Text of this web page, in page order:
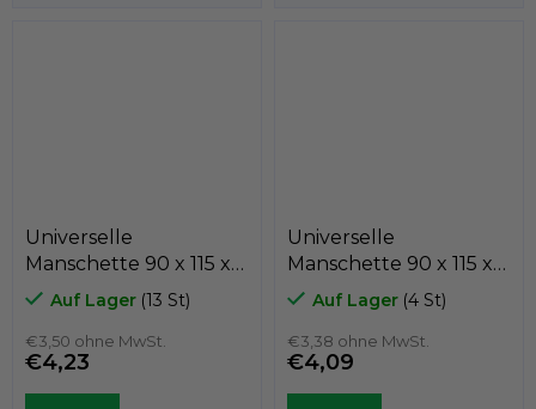
Universelle
Manschette 90 x 115 x
15 K21-090/14 PU ,
Auf Lager (13 St)
€3,50 ohne MwSt.
€4,23
Universelle
Manschette 90 x 115 x
12 K21-090/6 PU ,
Auf Lager (4 St)
€3,38 ohne MwSt.
€4,09